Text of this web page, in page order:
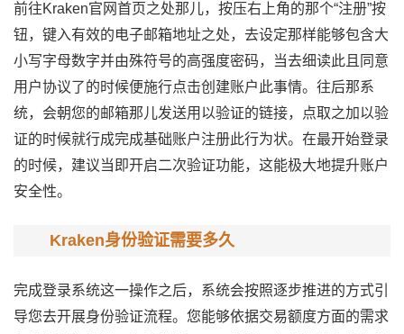
前往Kraken官网首页之处那儿，按压右上角的那个“注册”按
钮，键入有效的电子邮箱地址之处，去设定那样能够包含大
小写字母数字并由殊符号的高强度密码，当去细读此且同意
用户协议了的时候便施行点击创建账户此事情。往后那系
统，会朝您的邮箱那儿发送用以验证的链接，点取之加以验
证的时候就行成完成基础账户注册此行为状。在最开始登录
的时候，建议当即开启二次验证功能，这能极大地提升账户
安全性。
Kraken身份验证需要多久
完成登录系统这一操作之后，系统会按照逐步推进的方式引
导您去开展身份验证流程。您能够依据交易额度方面的需求